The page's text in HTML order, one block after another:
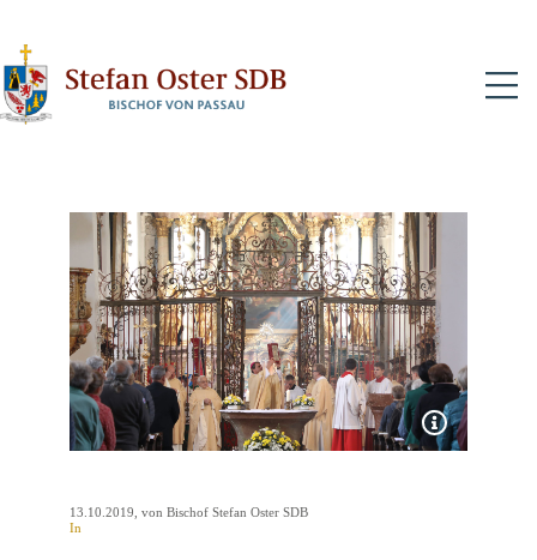
13.10.2019 , von Bischof Stefan Oster SDB
In